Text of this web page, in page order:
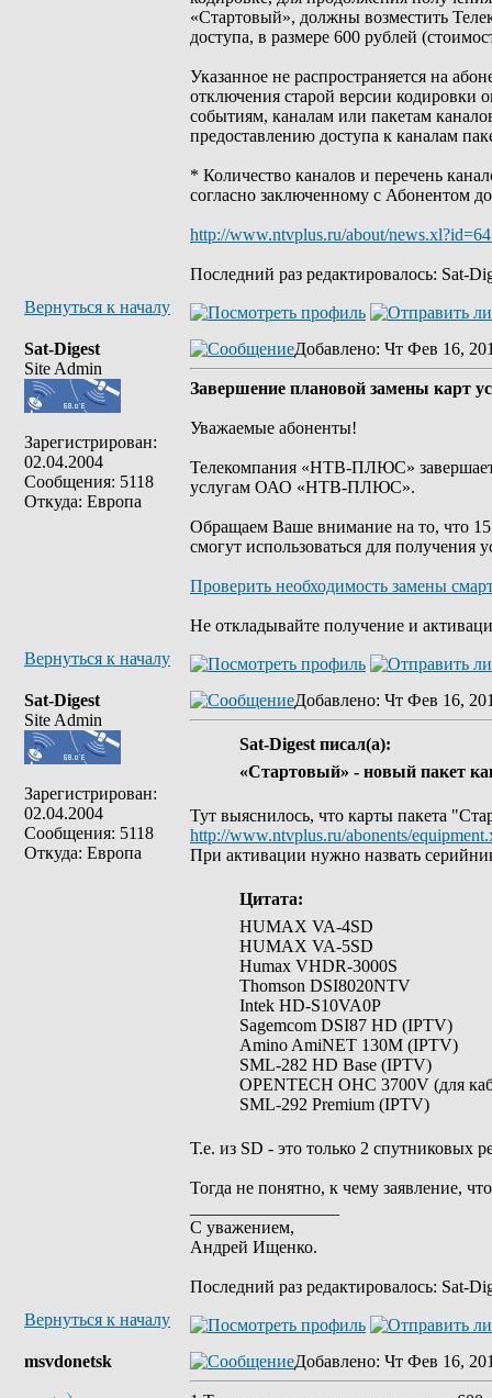
«Стартовый», должны возместить
доступа, в размере 600 рублей
Указанное не распространяется на
отключения старой версии кодировки
событиям, каналам или пакетам
предоставлению доступа к каналам
* Количество каналов и перечень
согласно заключенному с Абонентом
http://www.ntvplus.ru/about/
Последний раз редактировалось: Sat-
Вернуться к началу
Sat-Digest
Site Admin
Зарегистрирован:
02.04.2004
Сообщения: 5118
Откуда: Европа
Добавлено: Чт Фев 16,
Завершение плановой замены карт
Уважаемые абоненты!
Телекомпания «НТВ-ПЛЮС» завершает
услугам ОАО «НТВ-ПЛЮС».
Обращаем Ваше внимание на то, что 15
смогут использоваться для
Проверить необходимость замены
Не откладывайте получение и
Вернуться к началу
Sat-Digest
Site Admin
Зарегистрирован:
02.04.2004
Сообщения: 5118
Откуда: Европа
Добавлено: Чт Фев 16,
Sat-Digest писал(а):
«Стартовый» - новый пакет
Тут выяснилось, что карты пакета
http://www.ntvplus.ru/abonents/
При активации нужно назвать
Цитата:
HUMAX VA-4SD
HUMAX VA-5SD
Humax VHDR-3000S
Thomson DSI8020NTV
Intek HD-S10VA0P
Sagemcom DSI87 HD (IPTV)
Amino AmiNET 130M (IPTV)
SML-282 HD Base (IPTV)
OPENTECH OHC 3700V (для
SML-292 Premium (IPTV)
Т.е. из SD - это только 2
Тогда не понятно, к чему заявление,
С уважением,
Андрей Ищенко.
Последний раз редактировалось: Sat-
Вернуться к началу
msvdonetsk Добавлено: Чт Фев 16,